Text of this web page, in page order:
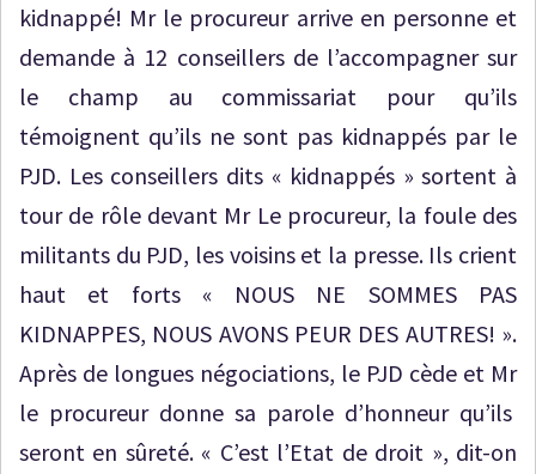
kidnappé! Mr le procureur arrive en personne et
demande à 12 conseillers de l’accompagner sur
le champ au commissariat pour qu’ils
témoignent qu’ils ne sont pas kidnappés par le
PJD. Les conseillers dits « kidnappés » sortent à
tour de rôle devant Mr Le procureur, la foule des
militants du PJD, les voisins et la presse. Ils crient
haut et forts « NOUS NE SOMMES PAS
KIDNAPPES, NOUS AVONS PEUR DES AUTRES! ».
Après de longues négociations, le PJD cède et Mr
le procureur donne sa parole d’honneur qu’ils
seront en sûreté. « C’est l’Etat de droit », dit-on